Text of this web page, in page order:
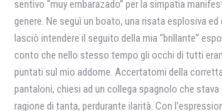
sentivo “muy embarazado” per la simpatia
genere. Ne seguì un boato, una risata esplosiva ed
lasciò intendere il seguito della mia “brillante”
conto che nello stesso tempo gli occhi di tutti
puntati sul mio addome. Accertatomi della
pantaloni, chiesi ad un collega spagnolo che
ragione di tanta, perdurante ilarità. Con